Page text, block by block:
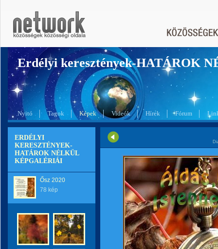
Erdélyi keresztények-HATÁROK
Nyitó Tagok Képek Videók Hírek Fórum
ERDÉLYI
KERESZTÉNYEK-
HATÁROK NÉLKÜL
KÉPGALÉRIÁI
Ősz 2020
78 kép